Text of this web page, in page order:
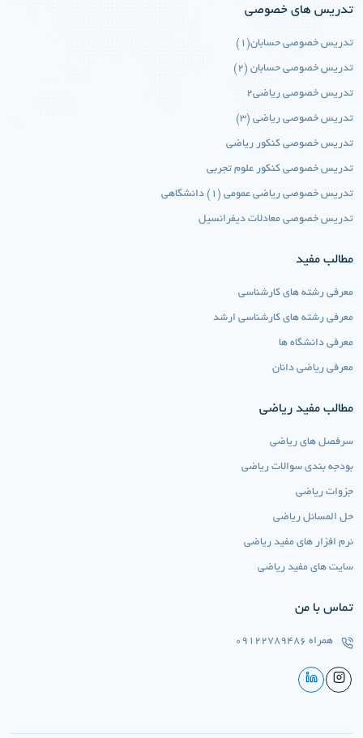
تدریس های خصوصی
تدریس خصوصی حسابان(1)
تدریس خصوصی حسابان (2)
تدریس خصوصی ریاضی2
تدریس خصوصی ریاضی (3)
تدریس خصوصی کنکور ریاضی
تدریس خصوصی کنکور علوم تجربی
تدریس خصوصی ریاضی عمومی (1) دانشگاهی
تدریس خصوصی معادلات دیفرانسیل
مطالب مفید
معرفی رشته های کارشناسی
معرفی رشته های کارشناسی ارشد
معرفی دانشگاه ها
معرفی ریاضی دانان
مطالب مفید ریاضی
سرفصل های ریاضی
بودجه بندی سوالات ریاضی
جزوات ریاضی
حل المسائل ریاضی
نرم افزار های مفید ریاضی
سایت های مفید ریاضی
تماس با من
همراه 09122789486